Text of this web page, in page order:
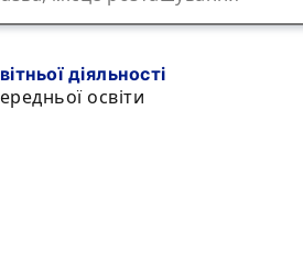
діяльності
освіти